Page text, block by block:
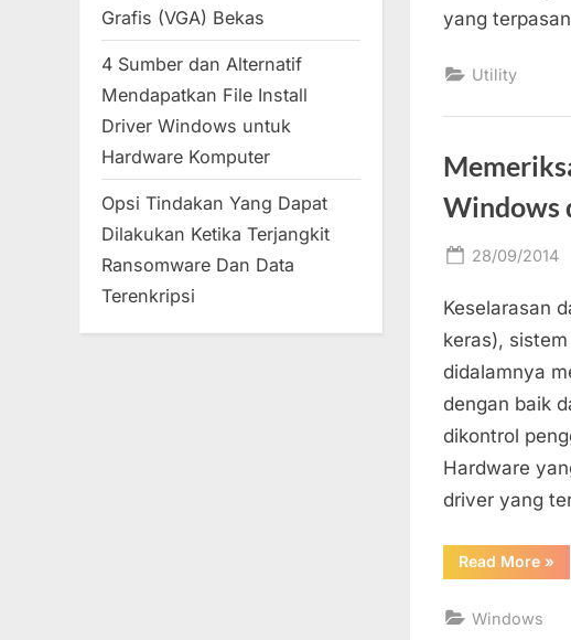
yang
Utility
Windows
Posted
28/09/2014
Keselarasan
keras),
didalamnya
dengan baik
dikontrol
Hardware
driver yang
Read More
dan
»
Windows
Grafis (VGA) Bekas
4 Sumber dan Alternatif
Mendapatkan File Install
Driver Windows untuk
Hardware Komputer
Opsi Tindakan Yang Dapat
Dilakukan Ketika Terjangkit
Ransomware Dan Data
Terenkripsi